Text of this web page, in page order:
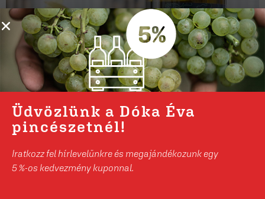
Zalai borvidék zászlósborát
Üdvözlünk a Dóka Éva
pincészetnél!
Iratkozz fel hírlevelünkre és megajándékozunk egy
5 %-os kedvezmény kuponnal.